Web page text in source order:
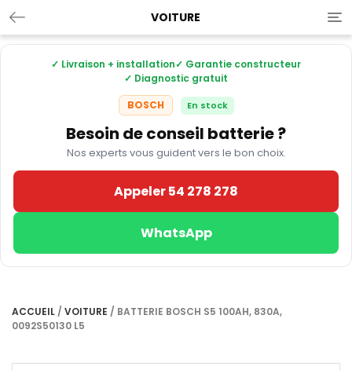
VOITURE
✓ Livraison + installation✓ Garantie constructeur
✓ Diagnostic gratuit
BOSCH
En stock
Besoin de conseil batterie ?
Nos experts vous guident vers le bon choix.
Appeler 54 278 278
WhatsApp
ACCUEIL / VOITURE / BATTERIE BOSCH S5 100AH, 830A,
0092S50130 L5